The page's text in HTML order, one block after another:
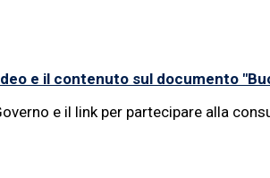
e il contenuto sul documento
e il link per partecipare alla